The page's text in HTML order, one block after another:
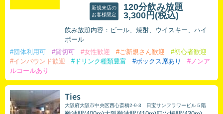
新規来店の
お客様限定
120分飲み放題
3,300円 (税込)
飲み放題内容：ビール、焼酎、ウイスキー、ハイ
ボール
#団体利用可
#貸切可 #女性歓迎 #ご新規さん歓迎
#初心者歓迎
#インバウンド歓迎
#ドリンク種類豊富 #ボックス席あり
#ノンア
ルコールあり
Ties
大阪府大阪市中央区西心斎橋2-9-3 日宝サンフラワービル５階